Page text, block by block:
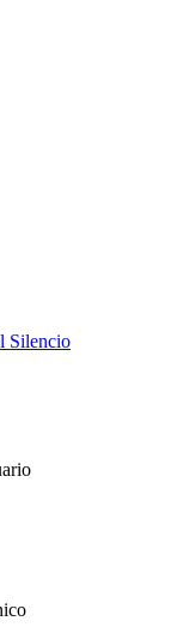
Silencio